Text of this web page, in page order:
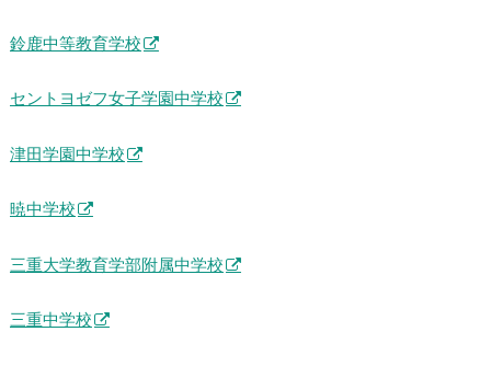
鈴鹿中等教育学校
セントヨゼフ女子学園中学校
津田学園中学校
暁中学校
三重大学教育学部附属中学校
三重中学校